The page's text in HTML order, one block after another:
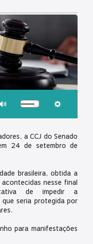
a CCJ do Senado
24 de setembro de
brasileira, obtida a
nesse final
de impedir a
que seria protegida por
para manifestações